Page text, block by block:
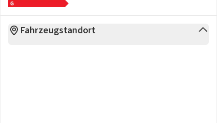
Fahrzeugstandort